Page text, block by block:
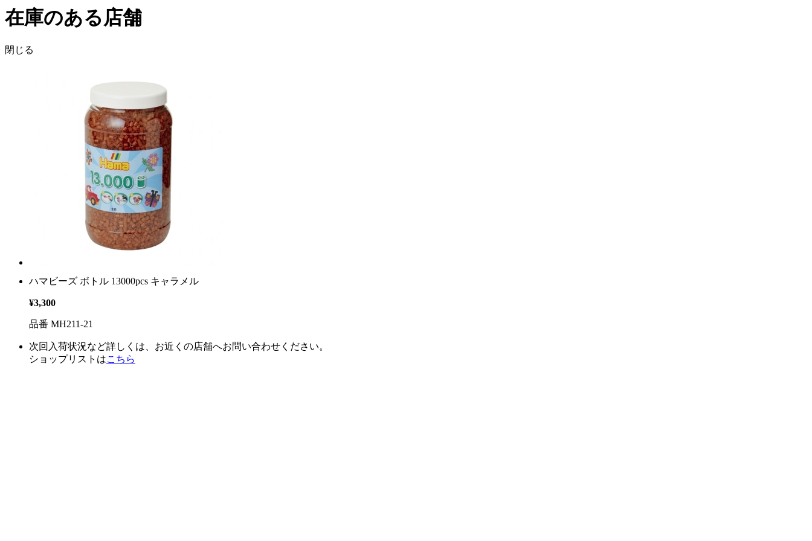
在庫のある店舗
閉じる
ハマビーズ ボトル 13000pcs キャラメル
¥3,300
品番 MH211-21
次回入荷状況など詳しくは、お近くの店舗へお問い合わせください。
ショップリストはこちら